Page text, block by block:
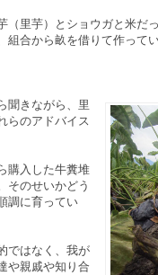
（里芋）とショウガと米だ
組合から畝を借りて作って
聞きながら、里
らのアドバイス
購入した牛糞堆
そのせいかどう
調に育ってい
ではなく、我が
や親戚や知り合